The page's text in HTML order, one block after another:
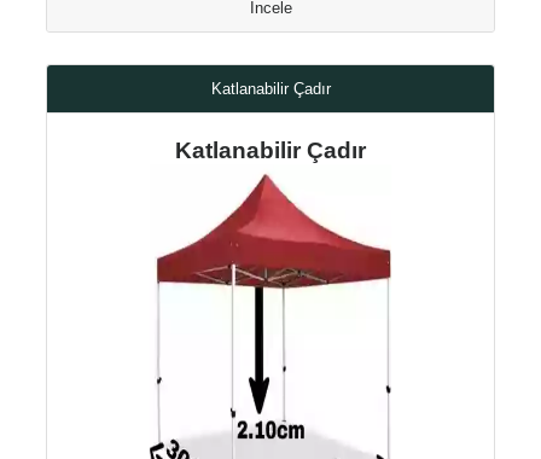
İncele
Katlanabilir Çadır
Katlanabilir Çadır